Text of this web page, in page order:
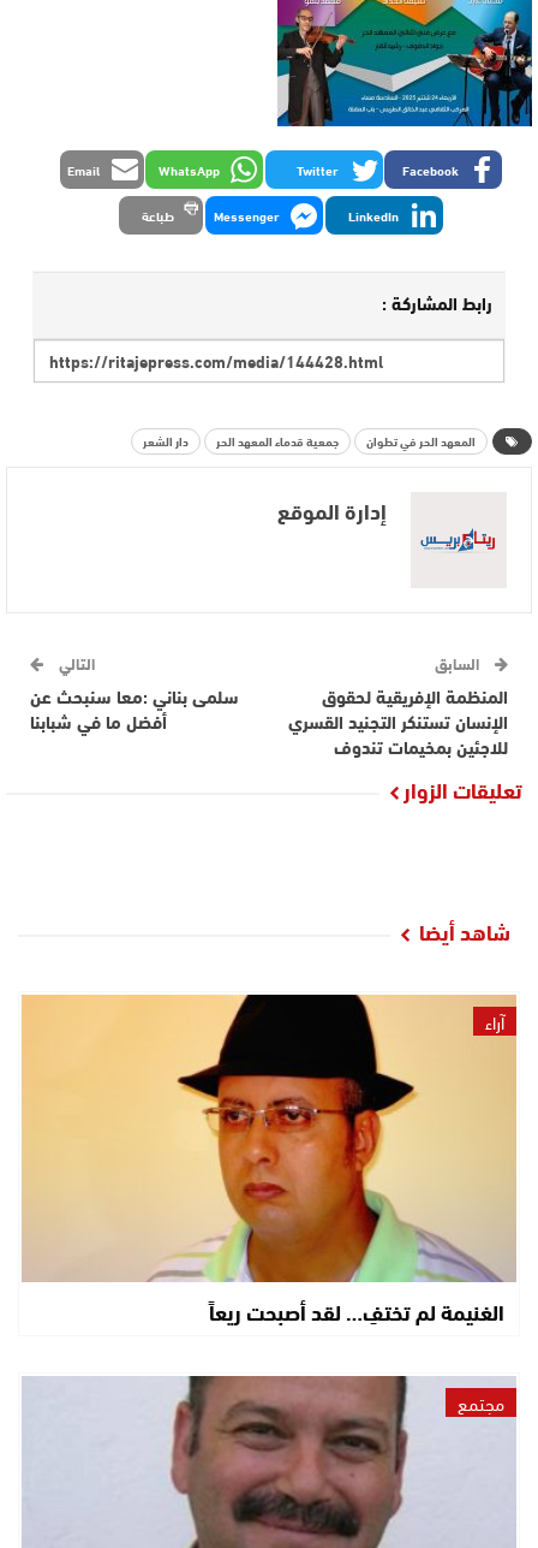
Facebook
Twitter
WhatsApp
Email
LinkedIn
Messenger طباعة
رابط المشاركة :
المعهد الحر في تطوان جمعية قدماء المعهد الحر دار الشعر
إدارة الموقع
السابق
المنظمة الإفريقية لحقوق
الإنسان تستنكر التجنيد القسري
للاجئين بمخيمات تندوف
التالي
سلمى بناني :معا سنبحث عن
أفضل ما في شبابنا
تعليقات الزوار
شاهد أيضا
آراء
الغنيمة لم تختفِ… لقد أصبحت ريعاً
مجتمع